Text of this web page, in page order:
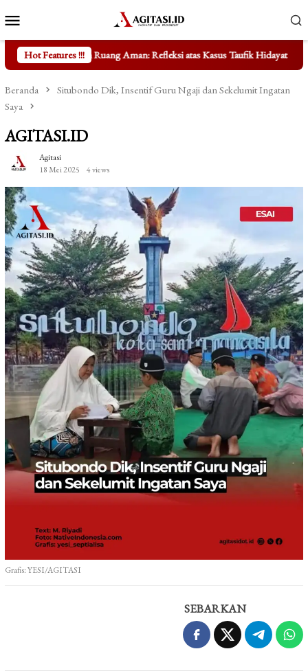
ke
kontenMobile
Hot Features !!!
Ruang Aman: Refleksi atas Kasus Taufik Hidayat Mengungkap
Beranda
Situbondo Dik, Insentif Guru Ngaji dan Sekelumit Ingatan
Saya
AGITASI.ID
Agitasi
18 Mei 2025
4 views
Grafis: YESI/AGITASI
SEBARKAN